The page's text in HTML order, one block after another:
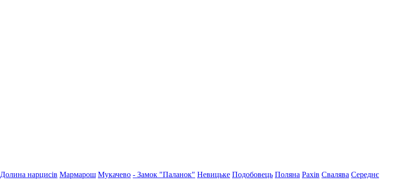
Долина нарцисів Мармарош Мукачево - Замок "Паланок" Невицьке Подобовець Поляна Рахів Свалява Середнє